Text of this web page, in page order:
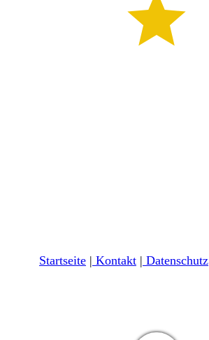
Startseite | Kontakt | Daten­schutz